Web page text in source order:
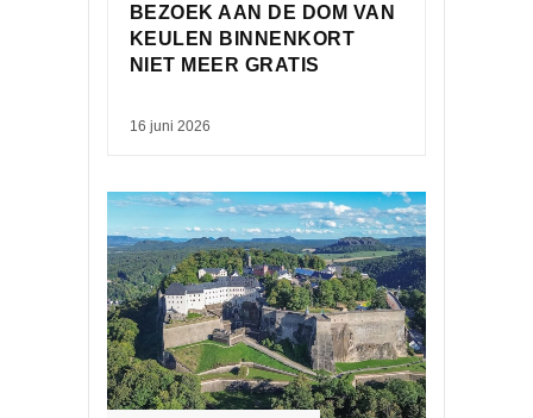
BEZOEK AAN DE DOM VAN
KEULEN BINNENKORT
NIET MEER GRATIS
16 juni 2026